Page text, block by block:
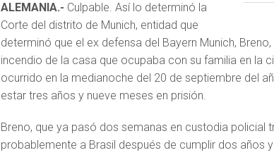
ALEMANIA.- Culpable. Así lo determinó la
Corte del distrito de Munich, entidad que
determinó que el ex defensa del Bayern Munich,
incendio de la casa que ocupaba con su familia en la
ocurrido en la medianoche del 20 de septiembre del
estar tres años y nueve meses en prisión.
Breno, que ya pasó dos semanas en custodia policial
probablemente a Brasil después de cumplir dos años